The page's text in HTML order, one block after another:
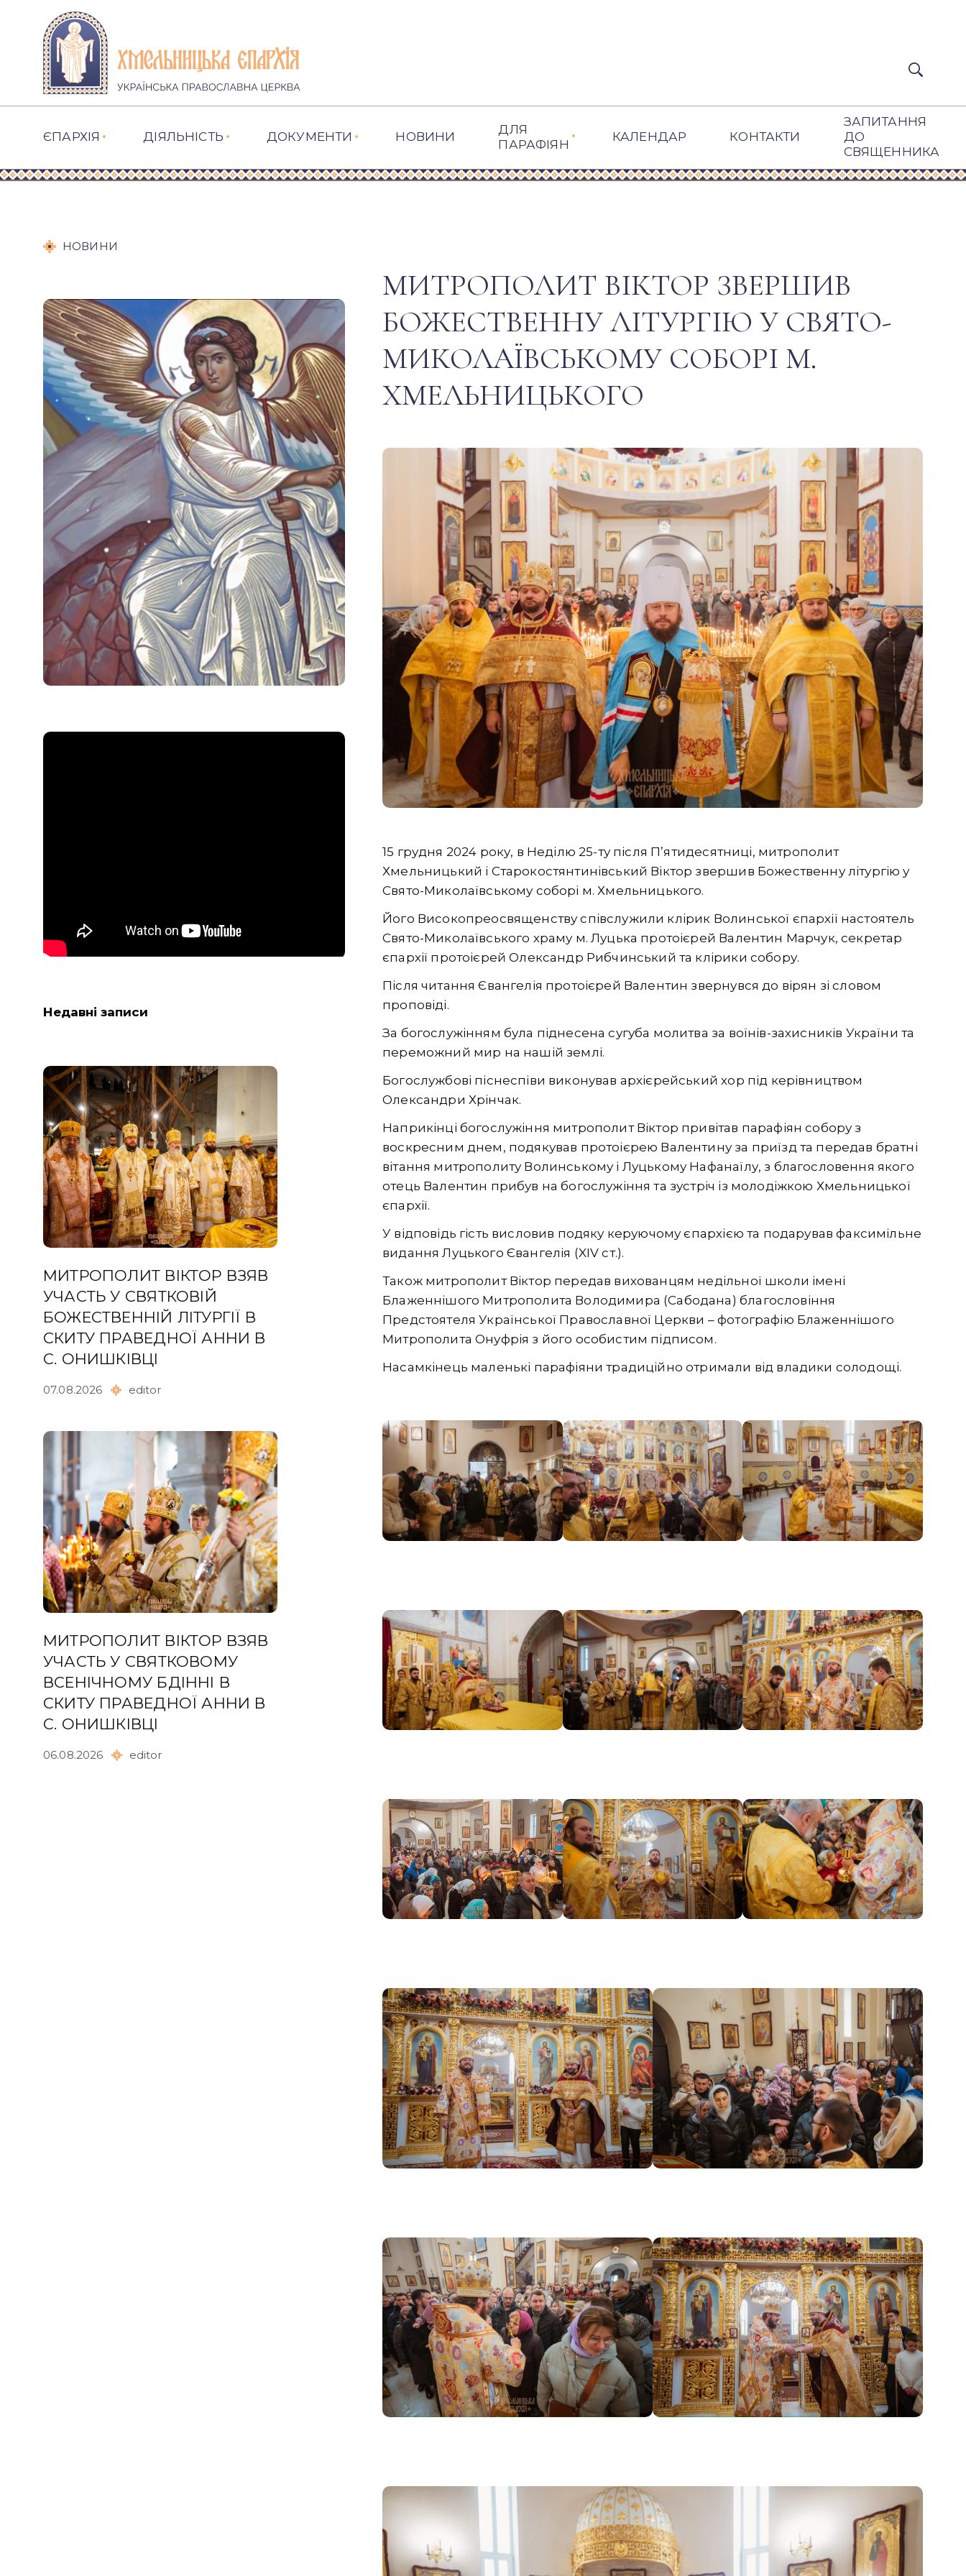
ЄПАРХІЯ ДІЯЛЬНІСТЬ ДОКУМЕНТИ НОВИНИ
ДЛЯ
ПАРАФІЯН
КАЛЕНДАР КОНТАКТИ
ЗАПИТАННЯ
ДО
СВЯЩЕННИКА
НОВИНИ
Недавні записи
МИТРОПОЛИТ ВІКТОР ВЗЯВ
УЧАСТЬ У СВЯТКОВІЙ
БОЖЕСТВЕННІЙ ЛІТУРГІЇ В
СКИТУ ПРАВЕДНОЇ АННИ В
С. ОНИШКІВЦІ
07.08.2026 editor
МИТРОПОЛИТ ВІКТОР ВЗЯВ
УЧАСТЬ У СВЯТКОВОМУ
ВСЕНІЧНОМУ БДІННІ В
СКИТУ ПРАВЕДНОЇ АННИ В
С. ОНИШКІВЦІ
06.08.2026 editor
МИТРОПОЛИТ ВІКТОР ЗВЕРШИВ
БОЖЕСТВЕННУ ЛІТУРГІЮ У СВЯТО-
МИКОЛАЇВСЬКОМУ СОБОРІ М.
ХМЕЛЬНИЦЬКОГО
15 грудня 2024 року, в Неділю 25-ту після Пʼятидесятниці, митрополит
Хмельницький і Старокостянтинівський Віктор звершив Божественну літургію у
Свято-Миколаївському соборі м. Хмельницького.
Його Високопреосвященству співслужили клірик Волинської єпархії настоятель
Свято-Миколаївського храму м. Луцька протоієрей Валентин Марчук, секретар
єпархії протоієрей Олександр Рибчинський та клірики собору.
Після читання Євангелія протоієрей Валентин звернувся до вірян зі словом
проповіді.
За богослужінням була піднесена сугуба молитва за воїнів-захисників України та
переможний мир на нашій землі.
Богослужбові піснеспіви виконував архієрейський хор під керівництвом
Олександри Хрінчак.
Наприкінці богослужіння митрополит Віктор привітав парафіян собору з
воскресним днем, подякував протоієрею Валентину за приїзд та передав братні
вітання митрополиту Волинському і Луцькому Нафанаїлу, з благословення якого
отець Валентин прибув на богослужіння та зустріч із молодіжкою Хмельницької
єпархії.
У відповідь гість висловив подяку керуючому єпархією та подарував факсимільне
видання Луцького Євангелія (XIV ст.).
Також митрополит Віктор передав вихованцям недільної школи імені
Блаженнішого Митрополита Володимира (Сабодана) благословіння
Предстоятеля Української Православної Церкви – фотографію Блаженнішого
Митрополита Онуфрія з його особистим підписом.
Насамкінець маленькі парафіяни традиційно отримали від владики солодощі.